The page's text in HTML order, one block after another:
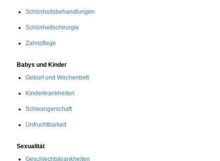
Schönheitsbehandlungen
Schönheitschirurgie
Zahnpflege
Babys und Kinder
Geburt und Wochenbett
Kinderkrankheiten
Schwangerschaft
Unfruchtbarkeit
Sexualität
Geschlechtskrankheiten